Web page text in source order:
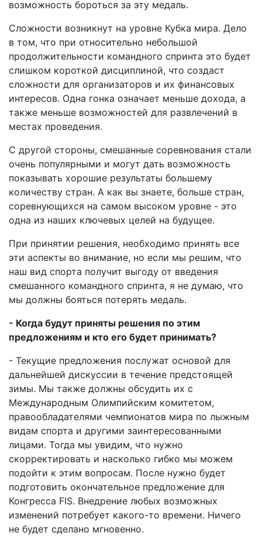
возможность бороться за эту медаль.
Сложности возникнут на уровне Кубка мира. Дело
в том, что при относительно небольшой
продолжительности командного спринта это будет
слишком короткой дисциплиной, что создаст
сложности для организаторов и их финансовых
интересов. Одна гонка означает меньше дохода, а
также меньше возможностей для развлечений в
местах проведения.
С другой стороны, смешанные соревнования стали
очень популярными и могут дать возможность
показывать хорошие результаты большему
количеству стран. А как вы знаете, больше стран,
соревнующихся на самом высоком уровне - это
одна из наших ключевых целей на будущее.
При принятии решения, необходимо принять все
эти аспекты во внимание, но если мы решим, что
наш вид спорта получит выгоду от введения
смешанного командного спринта, я не думаю, что
мы должны бояться потерять медаль.
- Когда будут приняты решения по этим
предложениям и кто его будет принимать?
- Текущие предложения послужат основой для
дальнейшей дискуссии в течение предстоящей
зимы. Мы также должны обсудить их с
Международным Олимпийским комитетом,
правообладателями чемпионатов мира по лыжным
видам спорта и другими заинтересованными
лицами. Тогда мы увидим, что нужно
скорректировать и насколько гибко мы можем
подойти к этим вопросам. После нужно будет
подготовить окончательное предложение для
Конгресса FIS. Внедрение любых возможных
изменений потребует какого-то времени. Ничего
не будет сделано мгновенно.